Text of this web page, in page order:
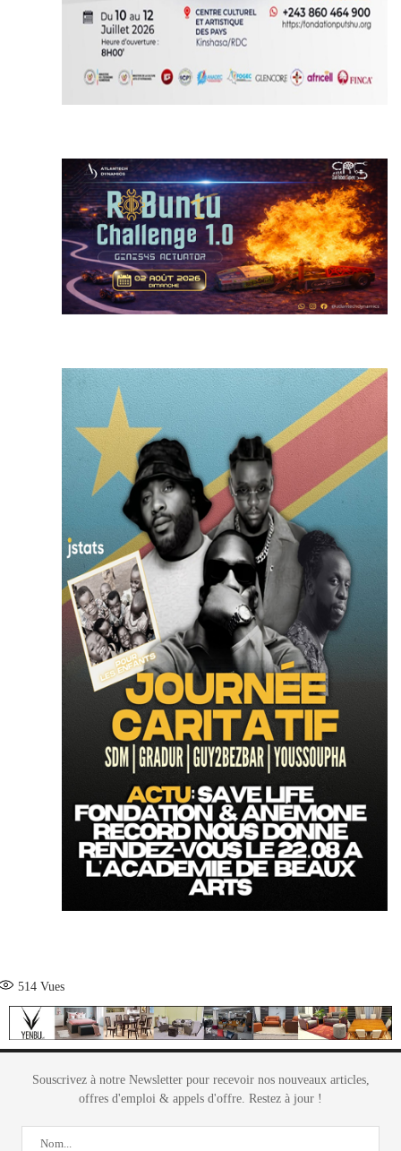
514 Vues
Souscrivez à notre Newsletter pour recevoir nos nouveaux articles,
offres d'emploi & appels d'offre. Restez à jour !